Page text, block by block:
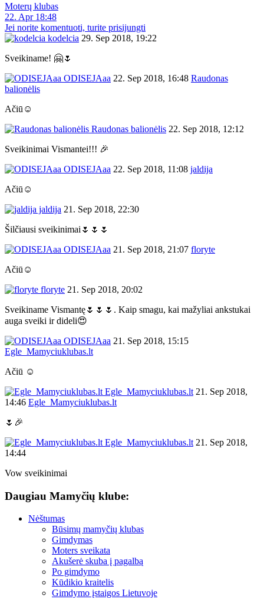
Moterų klubas
22. Apr 18:48
Jei norite komentuoti, turite prisijungti
kodelcia 29. Sep 2018, 19:22
Sveikiname! 🤗🌷
ODISEJAaa 22. Sep 2018, 16:48 Raudonas
balionėlis
Ačiū☺
Raudonas balionėlis 22. Sep 2018, 12:12
Sveikinimai Vismantei!!! 🎉
ODISEJAaa 22. Sep 2018, 11:08 jaldija
Ačiū☺
jaldija 21. Sep 2018, 22:30
Šilčiausi sveikinimai🌷🌷🌷
ODISEJAaa 21. Sep 2018, 21:07 floryte
Ačiū☺
floryte 21. Sep 2018, 20:02
Sveikiname Vismantę🌷🌷🌷. Kaip smagu, kai mažyliai ankstukai
auga sveiki ir dideli😍
ODISEJAaa 21. Sep 2018, 15:15
Egle_Mamyciuklubas.lt
Ačiū ☺
Egle_Mamyciuklubas.lt 21. Sep 2018,
14:46 Egle_Mamyciuklubas.lt
🌷🎉
Egle_Mamyciuklubas.lt 21. Sep 2018,
14:44
Vow sveikinimai
Daugiau Mamyčių klube:
Nėštumas
Būsimų mamyčių klubas
Gimdymas
Moters sveikata
Akušerė skuba į pagalbą
Po gimdymo
Kūdikio kraitelis
Gimdymo įstaigos Lietuvoje